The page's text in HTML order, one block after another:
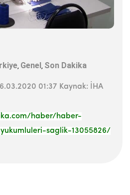
, Genel , Son Dakika
01:37 Kaynak: İHA
haber/haber-
saglik-13055826/